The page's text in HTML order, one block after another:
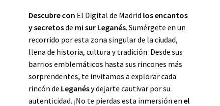
Descubre con El Digital de Madrid los encantos
y secretosde mi sur Leganés. Sumérgete en un
recorrido por esta zona singular de la ciudad,
llena de historia, cultura y tradición. Desde sus
barrios emblemáticos hasta sus rincones más
sorprendentes, te invitamos a explorar cada
rincón de Leganésy dejarte cautivar por su
autenticidad. ¡No te pierdas esta inmersión en el